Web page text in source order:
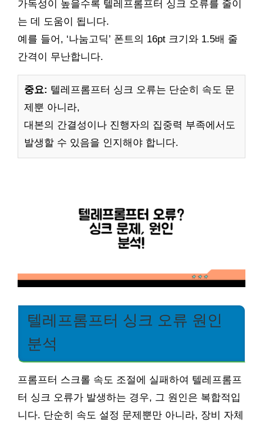
가독성이 높을수록 텔레프롬프터 싱크 오류를 줄이
는 데 도움이 됩니다.
예를 들어, ‘나눔고딕’ 폰트의 16pt 크기와 1.5배 줄
간격이 무난합니다.
중요: 텔레프롬프터 싱크 오류는 단순히 속도 문
제뿐 아니라,
대본의 간결성이나 진행자의 집중력 부족에서도
발생할 수 있음을 인지해야 합니다.
텔레프롬프터 싱크 오류 원인
분석
프롬프터 스크롤 속도 조절에 실패하여 텔레프롬프
터 싱크 오류가 발생하는 경우, 그 원인은 복합적입
니다. 단순히 속도 설정 문제뿐만 아니라, 장비 자체